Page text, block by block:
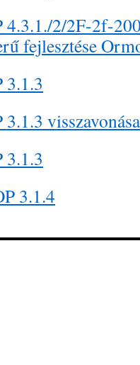
4.3.1./2/2F-2f-
fejlesztése
3.1.3
visszavonása
3.1.3
3.1.4